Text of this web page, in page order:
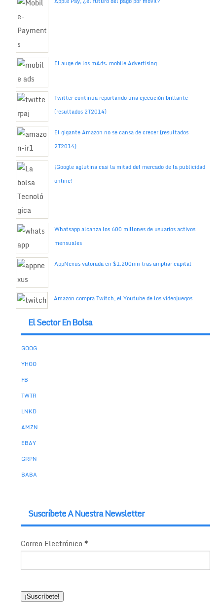
El auge de los mAds: mobile Advertising
Twitter continúa reportando una ejecución brillante
(resultados 2T2014)
El gigante Amazon no se cansa de crecer (resultados
2T2014)
¡Google aglutina casi la mitad del mercado de la publicidad
online!
Whatsapp alcanza los 600 millones de usuarios activos
mensuales
AppNexus valorada en $1.200mn tras ampliar capital
Amazon compra Twitch, el Youtube de los videojuegos
El Sector En Bolsa
GOOG
YHOO
FB
TWTR
LNKD
AMZN
EBAY
GRPN
BABA
Suscríbete A Nuestra Newsletter
Correo Electrónico *